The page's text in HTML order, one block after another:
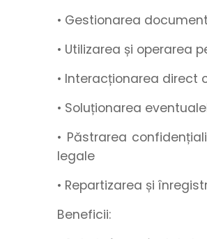
• Gestionarea
• Utilizarea și operarea
• Interacționarea direct
• Soluționarea
• Păstrarea
legale
• Repartizarea și
Beneficii: